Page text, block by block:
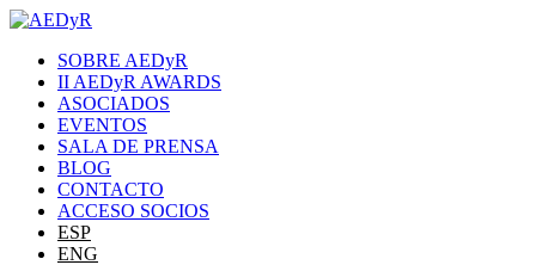
SOBRE AEDyR
II AEDyR AWARDS
ASOCIADOS
EVENTOS
SALA DE PRENSA
BLOG
CONTACTO
ACCESO SOCIOS
ESP
ENG